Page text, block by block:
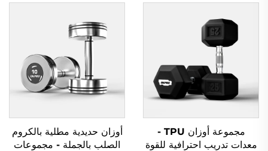
مجموعة أوزان TPU -
معدات تدريب احترافية للقوة
أوزان حديدية مطلية بالكروم
الصلب بالجملة - مجموعات